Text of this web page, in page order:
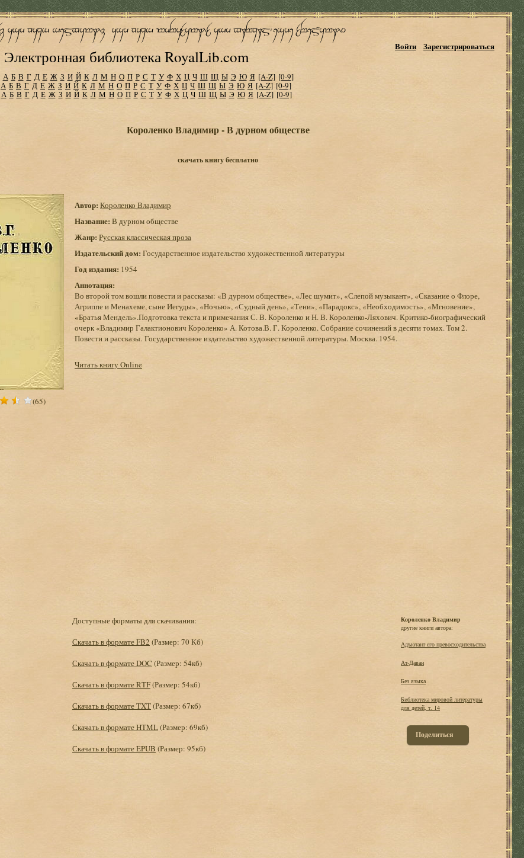
Электронная библиотека RoyalLib.com
Войти Зарегистрироваться
А Б В Г Д Е Ж З И Й К Л М Н О П Р С Т У Ф Х Ц Ч Ш Щ Ы Э Ю Я [A-Z] [0-9]
А Б В Г Д Е Ж З И Й К Л М Н О П Р С Т У Ф Х Ц Ч Ш Щ Ы Э Ю Я [A-Z] [0-9]
А Б В Г Д Е Ж З И Й К Л М Н О П Р С Т У Ф Х Ц Ч Ш Щ Ы Э Ю Я [A-Z] [0-9]
Короленко Владимир - В дурном обществе
скачать книгу бесплатно
(65)
Автор: Короленко Владимир
Название: В дурном обществе
Жанр: Русская классическая проза
Издательский дом: Государственное издательство художественной литературы
Год издания: 1954
Аннотация:
Во второй том вошли повести и рассказы: «В дурном обществе», «Лес шумит», «Слепой музыкант», «Сказание о Флоре,
Агриппе и Менахеме, сыне Иегуды», «Ночью», «Судный день», «Тени», «Парадокс», «Необходимость», «Мгновение»,
«Братья Мендель».Подготовка текста и примечания С. В. Короленко и Н. В. Короленко-Ляхович. Критико-биографический
очерк «Владимир Галактионович Короленко» А. Котова.В. Г. Короленко. Собрание сочинений в десяти томах. Том 2.
Повести и рассказы. Государственное издательство художественной литературы. Москва. 1954.
Читать книгу Online
Доступные форматы для скачивания:
Скачать в формате FB2 (Размер: 70 Кб)
Скачать в формате DOC (Размер: 54кб)
Скачать в формате RTF(Размер: 54кб)
Скачать в формате TXT(Размер: 67кб)
Скачать в формате HTML(Размер: 69кб)
Скачать в формате EPUB (Размер: 95кб)
Короленко Владимир
другие книги автора:
Адъютант его превосходительства
Ат-Даван
Без языка
Библиотека мировой литературы
для детей, т. 14
Поделиться